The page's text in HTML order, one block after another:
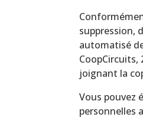
suppression,
automatisé
CoopCircuits,
joignant la
Vous pouvez
personnelles